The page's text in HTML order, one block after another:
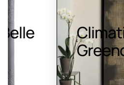
Climatisation
Greenor